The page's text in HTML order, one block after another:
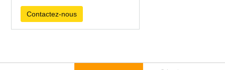
Contactez-nous